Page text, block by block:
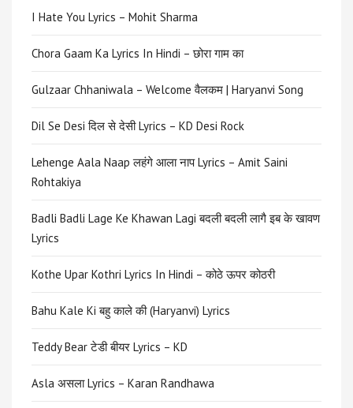
I Hate You Lyrics – Mohit Sharma
Chora Gaam Ka Lyrics In Hindi – छोरा गाम का
Gulzaar Chhaniwala – Welcome वैलकम | Haryanvi Song
Dil Se Desi दिल से देसी Lyrics – KD Desi Rock
Lehenge Aala Naap लहंगे आला नाप Lyrics – Amit Saini
Rohtakiya
Badli Badli Lage Ke Khawan Lagi बदली बदली लागै इब के खावण
Lyrics
Kothe Upar Kothri Lyrics In Hindi – कोठे ऊपर कोठरी
Bahu Kale Ki बहु काले की (Haryanvi) Lyrics
Teddy Bear टेडी बीयर Lyrics – KD
Asla असला Lyrics – Karan Randhawa